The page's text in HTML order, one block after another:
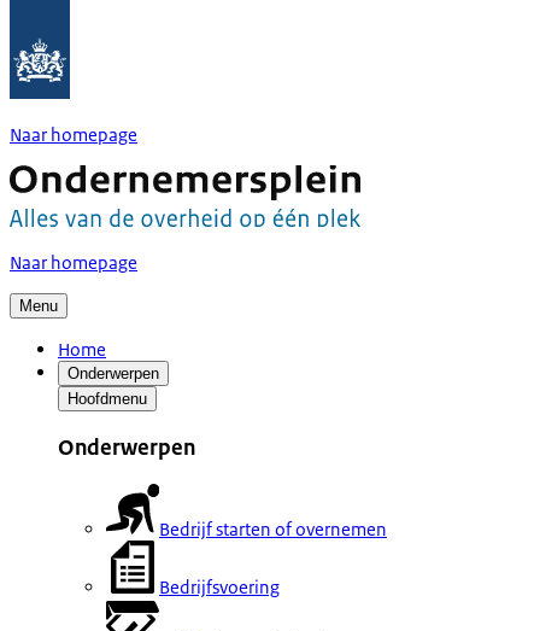
Naar homepage
Naar homepage
Menu
Home
Onderwerpen
Hoofdmenu
Onderwerpen
Bedrijf starten of overnemen
Bedrijfsvoering